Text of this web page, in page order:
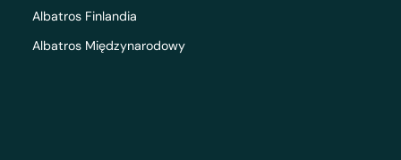
Albatros Finlandia
Albatros Międzynarodowy